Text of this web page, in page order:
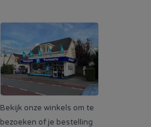
Bekijk onze winkels om te
bezoeken of je bestelling